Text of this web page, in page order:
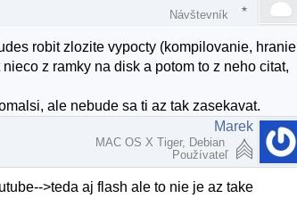
Návštevník
robit zlozite vypocty (kompilovanie, hranie
z ramky na disk a potom to z neho citat,
ale nebude sa ti az tak zasekavat.
Marek
MAC OS X Tiger, Debian
Používateľ
>teda aj flash ale to nie je az take